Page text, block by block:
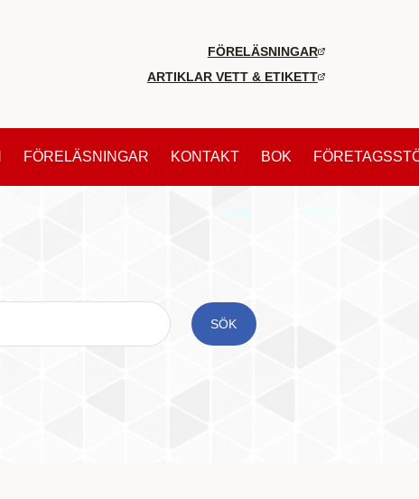
FÖRELÄSNINGAR
ARTIKLAR VETT & ETIKETT
FÖRELÄSNINGAR KONTAKT BOK